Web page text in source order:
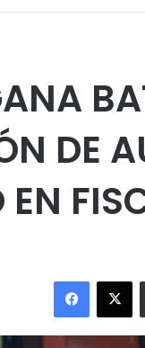
DE
Facebook
X